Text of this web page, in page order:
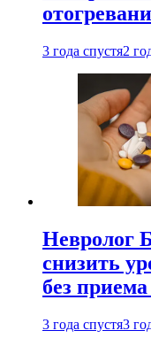
3 года спустя2
Невролог
снизить
без
3 года спустя3